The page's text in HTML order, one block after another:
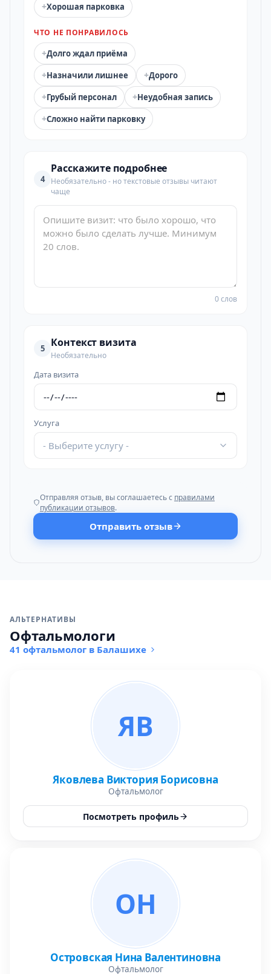
+Хорошая парковка
ЧТО НЕ ПОНРАВИЛОСЬ
+Долго ждал приёма
+Назначили лишнее +Дорого
+Грубый персонал +Неудобная запись
+Сложно найти парковку
4
Расскажите подробнее
Необязательно - но текстовые отзывы читают
чаще
0 слов
5 Контекст визита
Необязательно
Дата визита
Услуга
- Выберите услугу -
Отправляя отзыв, вы соглашаетесь с правилами
публикации отзывов.
Отправить отзыв
АЛЬТЕРНАТИВЫ
Офтальмологи
41 офтальмолог в Балашихе
ЯВ
Яковлева Виктория Борисовна
Офтальмолог
Посмотреть профиль
ОН
Островская Нина Валентиновна
Офтальмолог